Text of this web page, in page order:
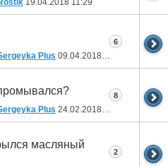
19.04.2018 11:29
Plus 09.04.2018 07:39
6
Plus 24.02.2018 01:19
8
масляный
2